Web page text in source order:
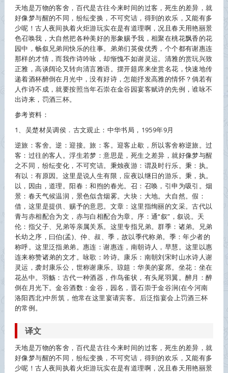
天地是万物的客舍，百代是古往今来时间的过客，死生的差异，就
好像梦与醒的不同，纷纭变换，不可究诘，得到的欢乐，又能有多
少呢！古人夜间执着火炬游玩实在是有道理啊，况且春天用艳丽景
色召唤我，大自然把各种美好的形象赐予我，相聚在桃花飘香的花
园中，畅叙兄弟间快乐的往事。弟弟们英俊优秀，个个都有谢惠连
那样的才情，而我作诗吟咏，却惭愧不如谢灵运。清雅的赏玩兴致
正雅，高谈阔论又转向清言雅语。摆开筵席来坐赏名花，快速地传
递着酒杯醉倒在月光中，没有好诗，怎能抒发高雅的情怀？倘若有
人作诗不成，就要按照当年石崇在金谷园宴客赋诗的先例，谁咏不
出诗来，罚酒三杯。
参考资料：
1、吴楚材吴调侯．古文观止：中华书局，1959年9月
逆旅：客舍。逆：迎接。旅：客。迎客止歇，所以客舍称逆旅。过
客：过往的客人。浮生若梦：意思是，死生之差异，就好像梦与醒
之不同，纷纭变化，不可究诘。秉烛夜游：谓及时行乐。秉：执。
有以：有原因。这里是说人生有限，应夜以继日的游乐。秉，执。
以，因由，道理。阳春：和煦的春光。召：召唤，引申为吸引。烟
景：春天气候温润，景色似含烟雾。大块：大地。大自然。假：
借，这里是提供、赐予的意思。文章：这里指绚丽的文采。古代以
青与赤相配合为文，赤与白相配合为章。序：通“叙”，叙说。天
伦：指父子、兄弟等亲属关系。这里专指兄弟。群季：诸弟。兄弟
长幼之序，曰伯(孟)、仲、叔、季，故以季代称弟。季：年少者的
称呼。这里泛指弟弟。惠连：谢惠连，南朝诗人，早慧。这里以惠
连来称赞诸弟的文才。咏歌：吟诗。康乐：南朝刘宋时山水诗人谢
灵运，袭封康乐公，世称谢康乐。琼筵：华美的宴席。坐花：坐在
花丛中。羽觞：古代一种酒器，作鸟雀状，有头尾羽翼。醉月：醉
倒在月光下。金谷酒数：金谷，园名，晋石崇于金谷涧(在今河南
洛阳西北)中所筑，他常在这里宴请宾客。后泛指宴会上罚酒三杯
的常例。
译文
天地是万物的客舍，百代是古往今来时间的过客，死生的差异，就
好像梦与醒的不同，纷纭变换，不可究诘，得到的欢乐，又能有多
少呢！古人夜间执着火炬游玩实在是有道理啊，况且春天用艳丽景